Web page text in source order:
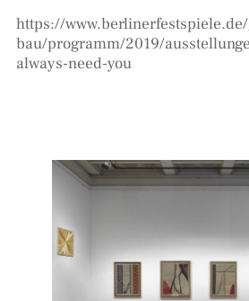
https://
bau/programm/2019/
always-need-you